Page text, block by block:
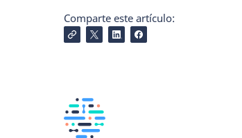
Comparte este artículo: